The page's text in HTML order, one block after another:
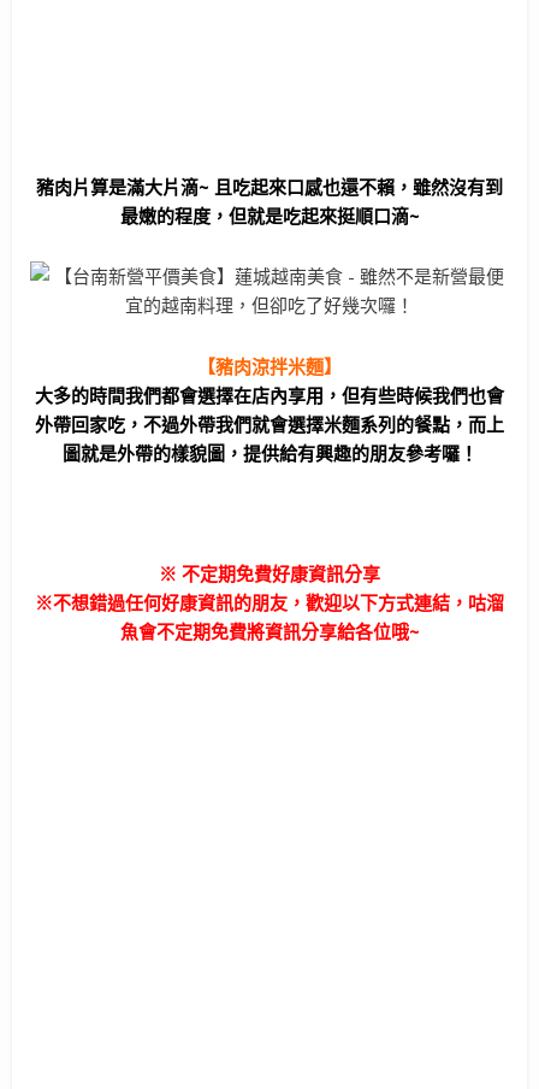
豬肉片算是滿大片滴~ 且吃起來口感也還不賴，雖然沒有到
最嫩的程度，但就是吃起來挺順口滴~
【豬肉涼拌米麵】
大多的時間我們都會選擇在店內享用，但有些時候我們也會
外帶回家吃，不過外帶我們就會選擇米麵系列的餐點，而上
圖就是外帶的樣貌圖，提供給有興趣的朋友參考囉！
※ 不定期免費好康資訊分享
※不想錯過任何好康資訊的朋友，歡迎以下方式連結，咕溜
魚會不定期免費將資訊分享給各位哦~